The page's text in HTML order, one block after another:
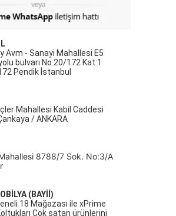
Avm - Sanayi Mahallesi E5
bulvarı No:20/172 Kat:1
Pendik İstanbul
Mahallesi Kabil Caddesi
/ ANKARA
8788/7 Sok. No:3/A
(BAYİİ)
18 Mağazası ile xPrime
Çok satan ürünlerini